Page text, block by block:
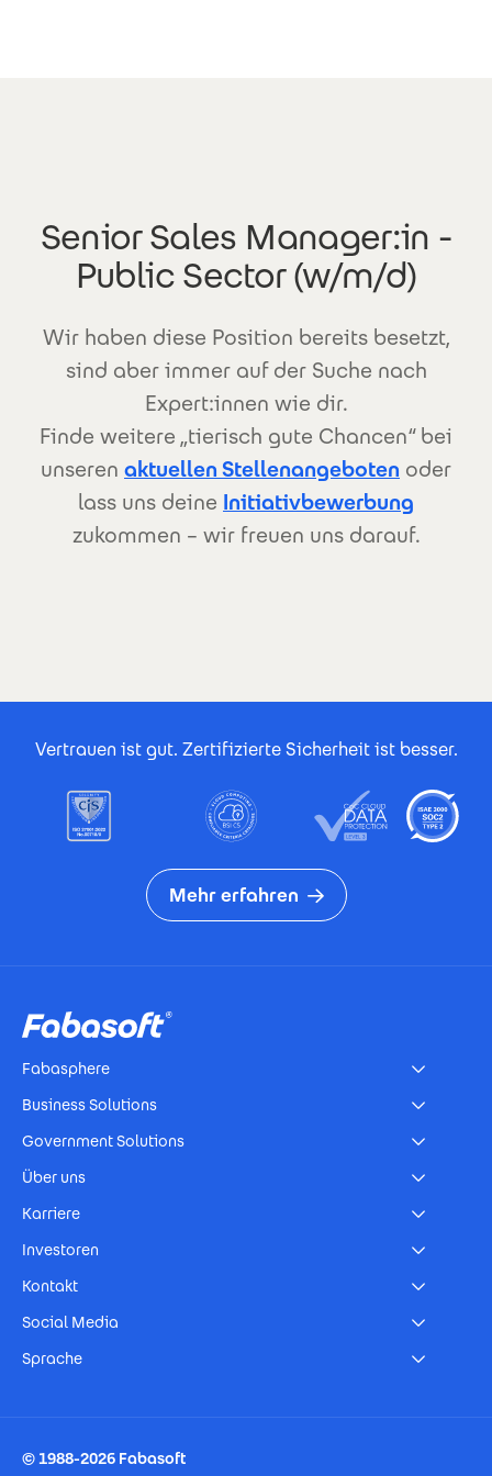
Senior Sales Manager:in -
Public Sector (w/m/d)
Wir haben diese Position bereits besetzt,
sind aber immer auf der Suche nach
Expert:innen wie dir.
Finde weitere „tierisch gute Chancen“ bei
unseren aktuellen Stellenangeboten oder
lass uns deine Initiativbewerbung
zukommen – wir freuen uns darauf.
Vertrauen ist gut. Zertifizierte Sicherheit ist besser.
Mehr erfahren
Fabasphere
Business Solutions
Government Solutions
Über uns
Karriere
Investoren
Kontakt
Social Media
Sprache
© 1988-2026 Fabasoft